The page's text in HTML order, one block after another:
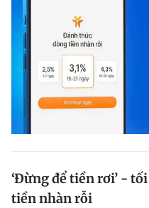
‘Đừng để tiền rơi’ -
tiền nhàn rỗi